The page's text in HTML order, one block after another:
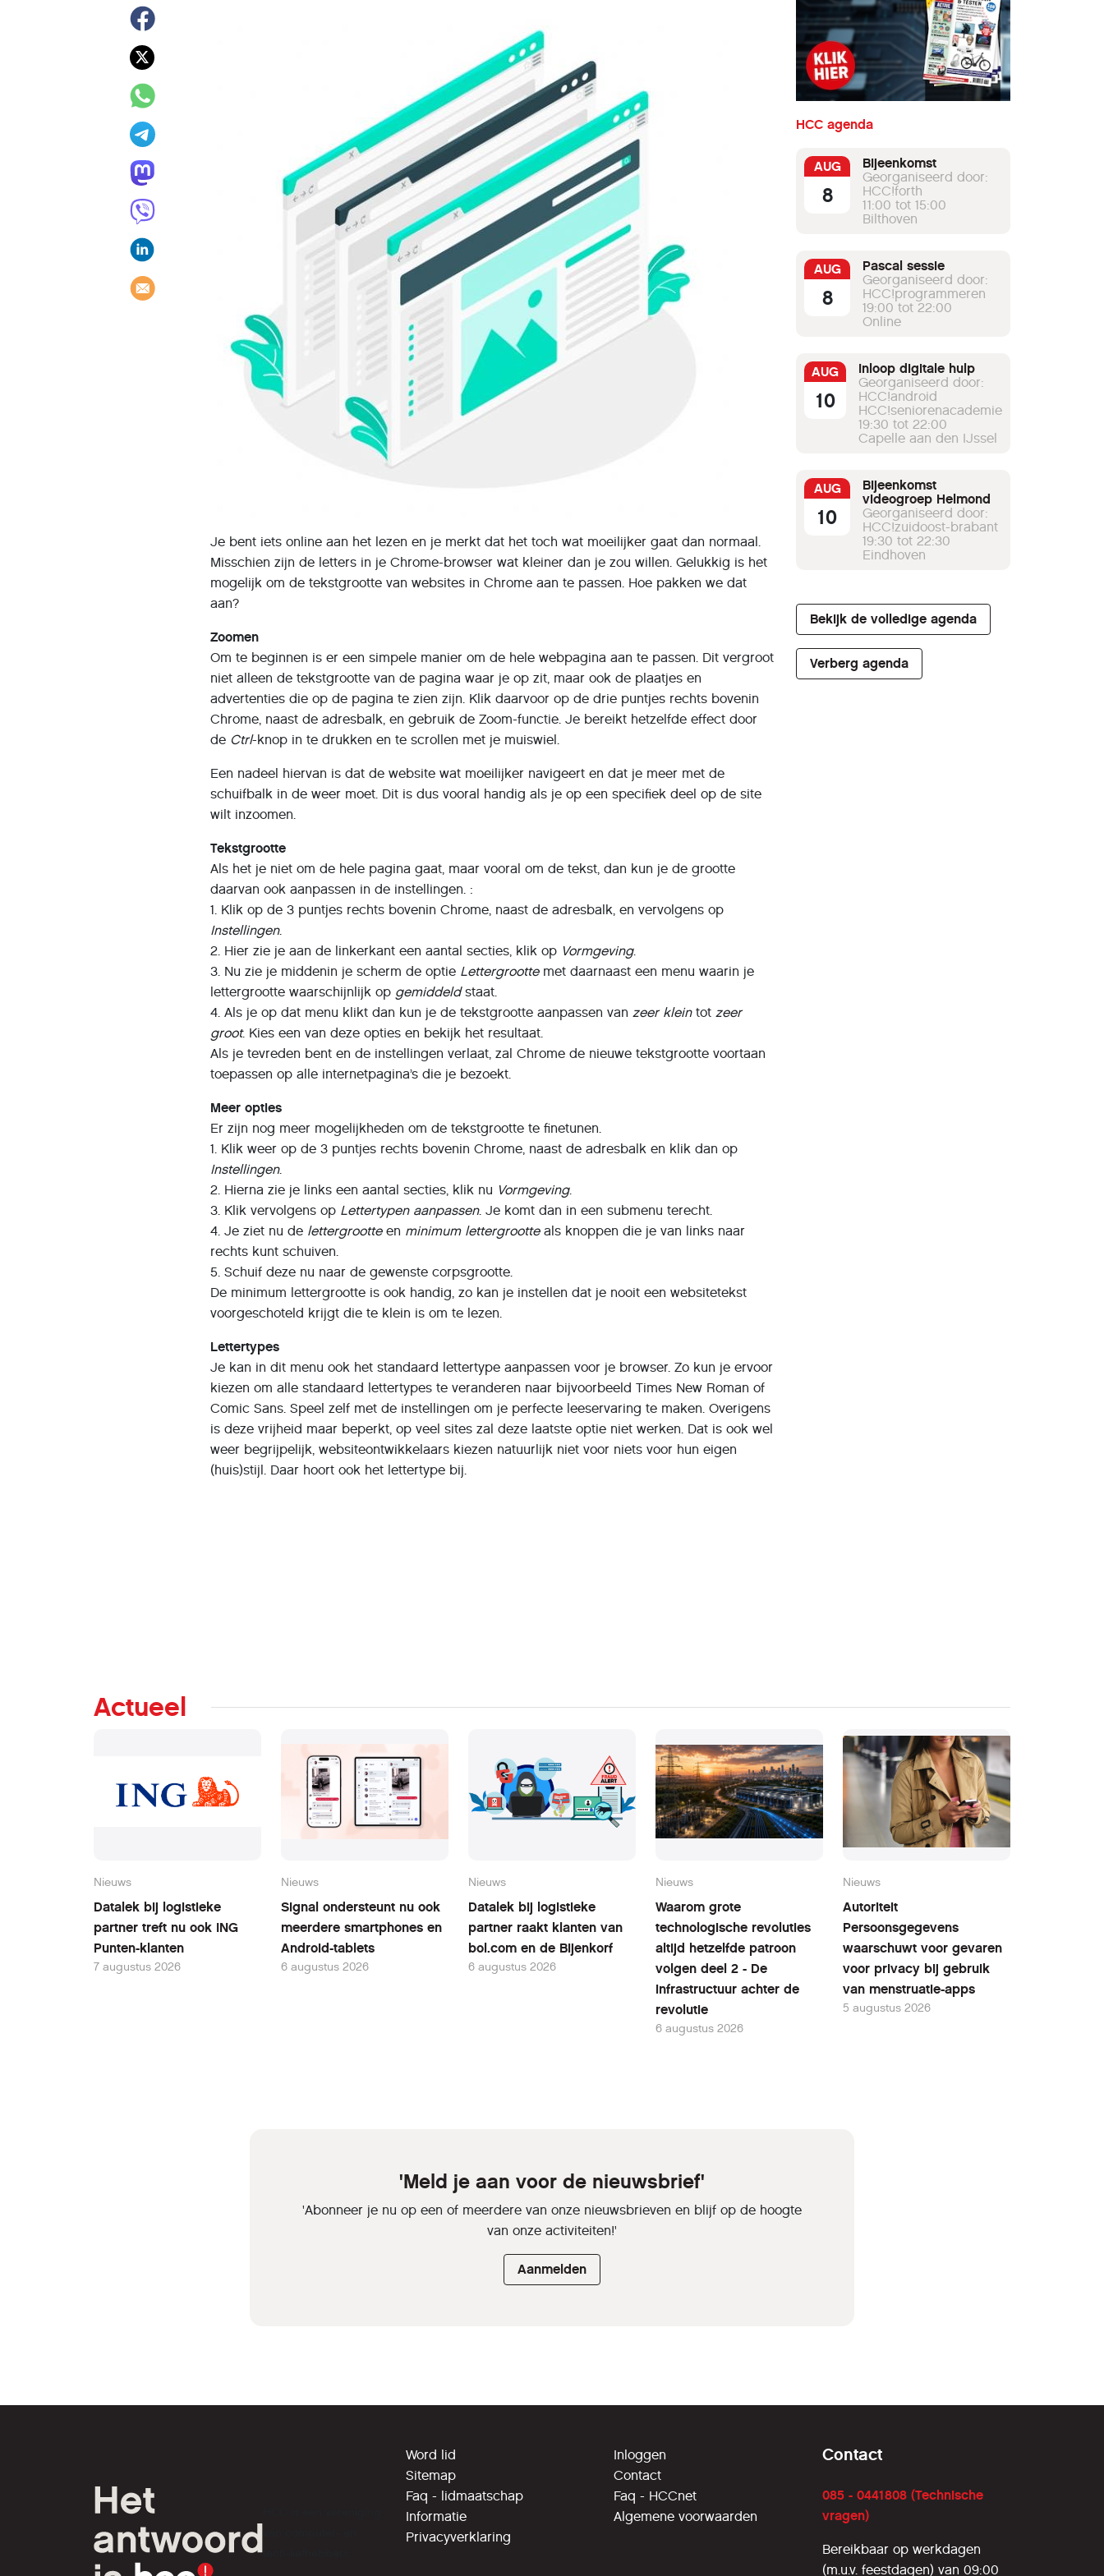
Je bent iets online aan het lezen en je merkt dat het toch wat moeilijker gaat dan normaal.
Misschien zijn de letters in je Chrome-browser wat kleiner dan je zou willen. Gelukkig is het
mogelijk om de tekstgrootte van websites in Chrome aan te passen. Hoe pakken we dat
aan?
Zoomen
Om te beginnen is er een simpele manier om de hele webpagina aan te passen. Dit vergroot
niet alleen de tekstgrootte van de pagina waar je op zit, maar ook de plaatjes en
advertenties die op de pagina te zien zijn. Klik daarvoor op de drie puntjes rechts bovenin
Chrome, naast de adresbalk, en gebruik de Zoom-functie. Je bereikt hetzelfde effect door
de Ctrl-knop in te drukken en te scrollen met je muiswiel.
Een nadeel hiervan is dat de website wat moeilijker navigeert en dat je meer met de
schuifbalk in de weer moet. Dit is dus vooral handig als je op een specifiek deel op de site
wilt inzoomen.
Tekstgrootte
Als het je niet om de hele pagina gaat, maar vooral om de tekst, dan kun je de grootte
daarvan ook aanpassen in de instellingen. :
1. Klik op de 3 puntjes rechts bovenin Chrome, naast de adresbalk, en vervolgens op
Instellingen.
2. Hier zie je aan de linkerkant een aantal secties, klik op Vormgeving.
3. Nu zie je middenin je scherm de optie Lettergroottemet daarnaast een menu waarin je
lettergrootte waarschijnlijk op gemiddeldstaat.
4. Als je op dat menu klikt dan kun je de tekstgrootte aanpassen vanzeer kleintotzeer
groot. Kies een van deze opties en bekijk het resultaat.
Als je tevreden bent en de instellingen verlaat, zal Chrome de nieuwe tekstgrootte voortaan
toepassen op alle internetpagina’s die je bezoekt.
Meer opties
Er zijn nog meer mogelijkheden om de tekstgrootte te finetunen.
1. Klik weer op de 3 puntjes rechts bovenin Chrome, naast de adresbalk en klik dan op
Instellingen.
2. Hierna zie je links een aantal secties, klik nu Vormgeving.
3. Klik vervolgens op Lettertypen aanpassen. Je komt dan in een submenu terecht.
4. Je ziet nu de lettergrootteen minimum lettergrootteals knoppen die je van links naar
rechts kunt schuiven.
5. Schuif deze nu naar de gewenste corpsgrootte.
De minimum lettergrootte is ook handig, zo kan je instellen dat je nooit een websitetekst
voorgeschoteld krijgt die te klein is om te lezen.
Lettertypes
Je kan in dit menu ook het standaard lettertype aanpassen voor je browser. Zo kun je ervoor
kiezen om alle standaard lettertypes te veranderen naar bijvoorbeeld Times New Roman of
Comic Sans. Speel zelf met de instellingen om je perfecte leeservaring te maken. Overigens
is deze vrijheid maar beperkt, op veel sites zal deze laatste optie niet werken. Dat is ook wel
weer begrijpelijk, websiteontwikkelaars kiezen natuurlijk niet voor niets voor hun eigen
(huis)stijl. Daar hoort ook het lettertype bij.
HCC agenda
AUG
8
Bijeenkomst
Georganiseerd door:
HCC!forth
11:00 tot 15:00
Bilthoven
AUG
8
Pascal sessie
Georganiseerd door:
HCC!programmeren
19:00 tot 22:00
Online
AUG
10
Inloop digitale hulp
Georganiseerd door:
HCC!android
HCC!seniorenacademie
19:30 tot 22:00
Capelle aan den IJssel
AUG
10
Bijeenkomst
videogroep Helmond
Georganiseerd door:
HCC!zuidoost-brabant
19:30 tot 22:30
Eindhoven
Bekijk de volledige agenda
Verberg agenda
Actueel
Nieuws
Datalek bij logistieke
partner treft nu ook ING
Punten-klanten
7 augustus 2026
Nieuws
Signal ondersteunt nu ook
meerdere smartphones en
Android-tablets
6 augustus 2026
Nieuws
Datalek bij logistieke
partner raakt klanten van
bol.com en de Bijenkorf
6 augustus 2026
Nieuws
Waarom grote
technologische revoluties
altijd hetzelfde patroon
volgen deel 2 - De
infrastructuur achter de
revolutie
6 augustus 2026
Nieuws
Autoriteit
Persoonsgegevens
waarschuwt voor gevaren
voor privacy bij gebruik
van menstruatie-apps
5 augustus 2026
'Meld je aan voor de nieuwsbrief'
'Abonneer je nu op een of meerdere van onze nieuwsbrieven en blijf op de hoogte
van onze activiteiten!'
Aanmelden
tech-liefhebbers.
Word lid
Sitemap
Faq - lidmaatschap
Informatie
Privacyverklaring
Inloggen
Contact
Faq - HCCnet
Algemene voorwaarden
Contact
085 - 0441808 (Technische
vragen)
Bereikbaar op werkdagen
(m.u.v. feestdagen) van 09:00